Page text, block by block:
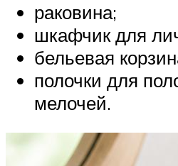
раковина;
шкафчик для
бельевая
полочки для
мелочей.